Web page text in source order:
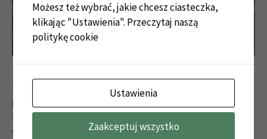
Ruiny zamku Nowy Dwór znajdują się obecnie w
granicach Wałbrzycha, w dzielnicy Podgórze (dawniej
Podzamcze – Dittersbach). Jest to zamek górski
wzniesiony na dość regularnym, dwuczłonowym planie
Możesz też wybrać, jakie chcesz ciasteczka,
klikając "Ustawienia". Przeczytaj naszą
politykę cookie
Ustawienia
Zaakceptuj wszystko